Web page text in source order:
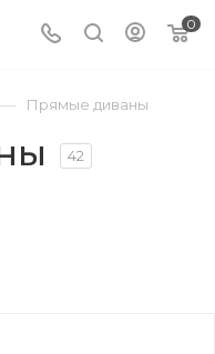
0
— Прямые диваны
42